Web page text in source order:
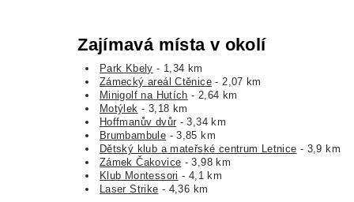
Zajímavá místa v okolí
Park Kbely - 1,34 km
Zámecký areál Ctěnice - 2,07 km
Minigolf na Hutích - 2,64 km
Motýlek - 3,18 km
Hoffmanův dvůr - 3,34 km
Brumbambule - 3,85 km
Dětský klub a mateřské centrum Letnice - 3,9 km
Zámek Čakovice - 3,98 km
Klub Montessori - 4,1 km
Laser Strike - 4,36 km